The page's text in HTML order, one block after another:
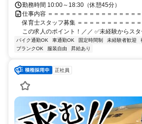
勤務時間 10:00～18:30（休憩45分）
仕事内容 ＝＝＝＝＝＝＝＝＝＝＝＝＝＝＝
保育士スタッフ募集 ＝＝＝＝＝＝＝＝＝＝
この求人のポイント！／／ ✅未経験からス
バイク通勤OK 車通勤OK 固定時間制 未経験者歓迎
ブランクOK
服装自由 昇給あり
正社員